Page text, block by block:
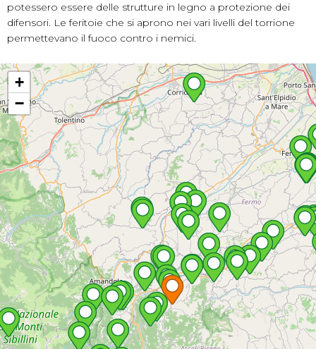
potessero essere delle strutture in legno a protezione dei
difensori. Le feritoie che si aprono nei vari livelli del torrione
permettevano il fuoco contro i nemici.
+
−